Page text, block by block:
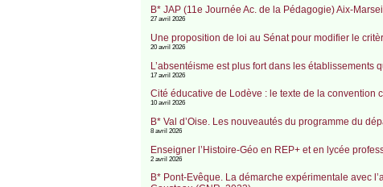
B* JAP (11e Journée Ac. de la Pédagogie) Aix-
27 avril 2026
Une proposition de loi au Sénat pour modifier le
20 avril 2026
L’absentéisme est plus fort dans les
17 avril 2026
Cité éducative de Lodève : le texte de la
10 avril 2026
B* Val d’Oise. Les nouveautés du programme du
8 avril 2026
Enseigner l’Histoire-Géo en REP+ et en lycée
2 avril 2026
B* Pont-Evêque. La démarche expérimentale avec